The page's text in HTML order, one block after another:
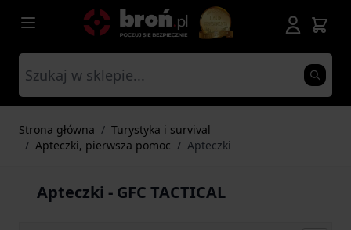
Przejdź do treści
Strona główna / Turystyka i survival
/ Apteczki, pierwsza pomoc / Apteczki
Apteczki - GFC TACTICAL